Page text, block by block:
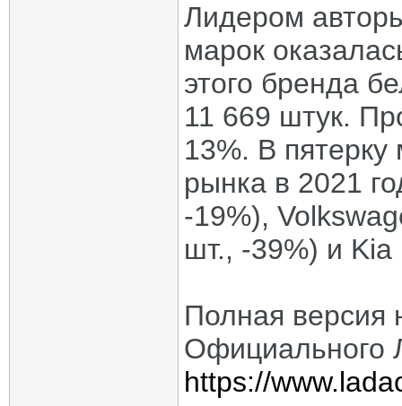
Лидером
марок
этого бренда
11 669 штук.
13%. В пятерку
рынка в 2021
-19%),
шт., -39%) и
Полная версия
Официального
https://